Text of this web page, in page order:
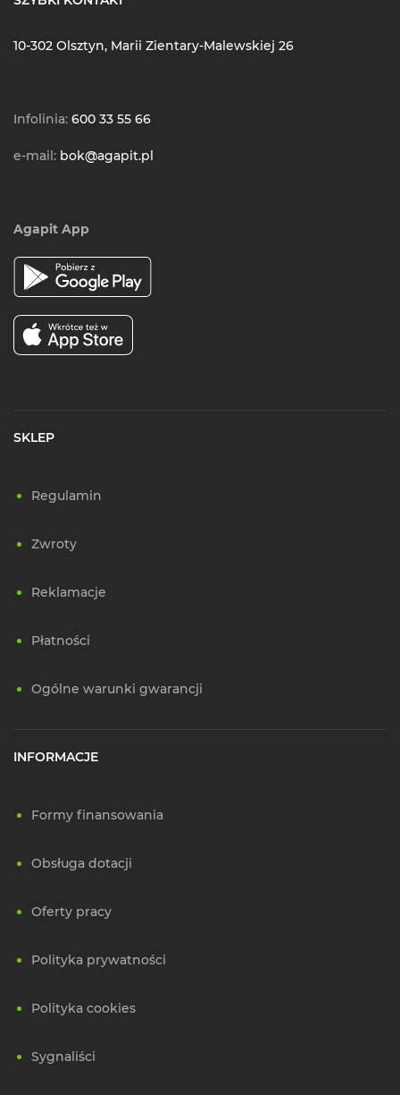
10-302 Olsztyn, Marii Zientary-Malewskiej 26
Infolinia: 600 33 55 66
e-mail: bok@agapit.pl
Agapit App
SKLEP
Regulamin
Zwroty
Reklamacje
Płatności
Ogólne warunki gwarancji
INFORMACJE
Formy finansowania
Obsługa dotacji
Oferty pracy
Polityka prywatności
Polityka cookies
Sygnaliści